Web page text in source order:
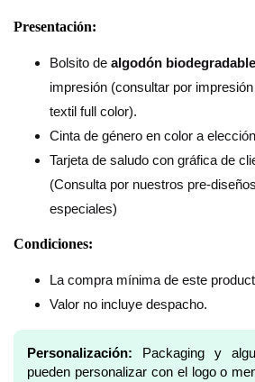
Presentación:
Bolsito de algodón
impresión (consultar por
textil full color).
Cinta de género en color a
Tarjeta de saludo con gráfica de
(Consulta por nuestros pre-
especiales)
Condiciones:
La compra mínima de este
Valor no incluye despacho.
Personalización: Packaging y
pueden personalizar con el logo o